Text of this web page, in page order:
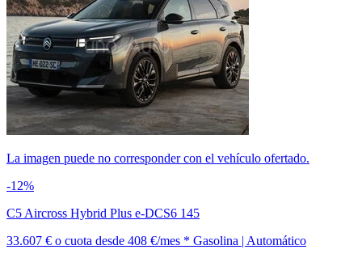
La imagen puede no corresponder con el vehículo ofertado.
-12%
C5 Aircross Hybrid Plus e-DCS6 145
33.607 € o cuota desde 408 €/mes * Gasolina | Automático